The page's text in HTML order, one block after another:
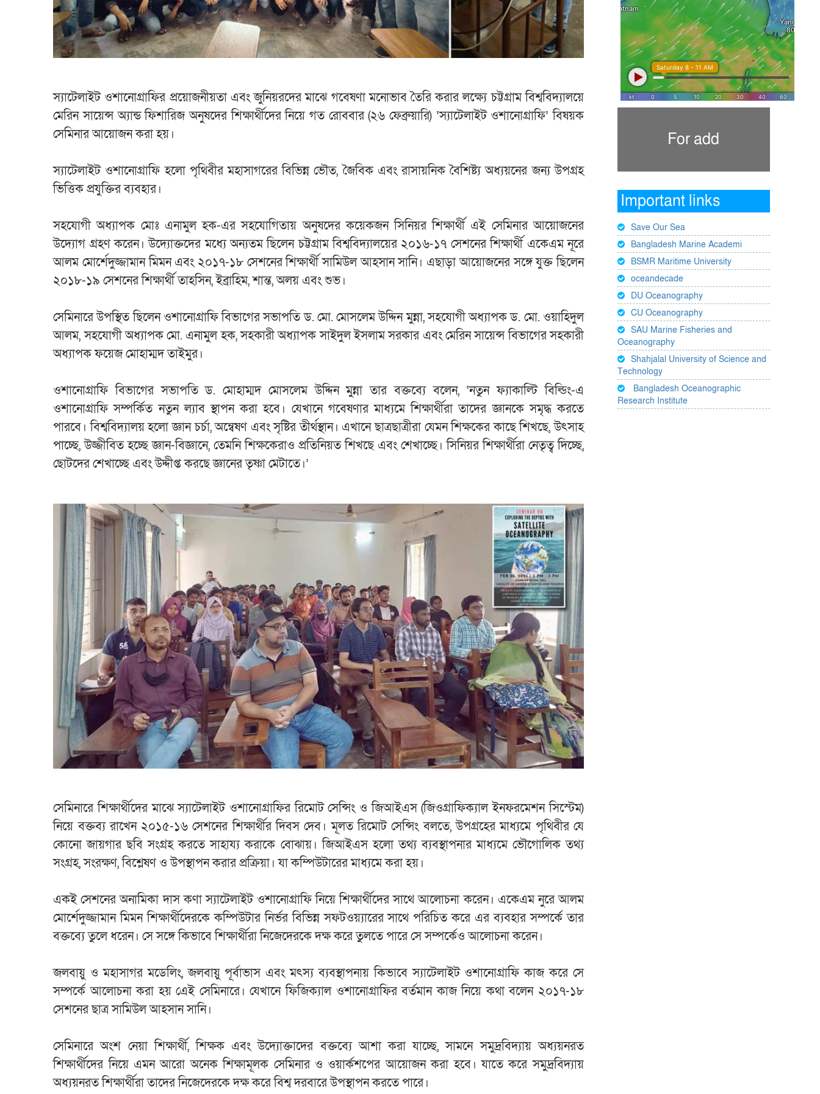
স্যাটেলাইট ওশানোগ্রাফির প্রয়োজনীয়তা এবং জুনিয়রদের মাঝে গবেষণা মনোভাব তৈরি করার লক্ষ্যে চট্টগ্রাম বিশ্ববিদ্যালয়ে
মেরিন সায়েন্স অ্যান্ড ফিশারিজ অনুষদের শিক্ষার্থীদের নিয়ে গত রোববার (২৬ ফেব্রুয়ারি) ‘স্যাটেলাইট ওশানোগ্রাফি’ বিষয়ক
সেমিনার আয়োজন করা হয়।
স্যাটেলাইট ওশানোগ্রাফি হলো পৃথিবীর মহাসাগরের বিভিন্ন ভৌত, জৈবিক এবং রাসায়নিক বৈশিষ্ট্য অধ্যয়নের জন্য উপগ্রহ
ভিত্তিক প্রযুক্তির ব্যবহার।
সহযোগী অধ্যাপক মোঃ এনামুল হক-এর সহযোগিতায় অনুষদের কয়েকজন সিনিয়র শিক্ষার্থী এই সেমিনার আয়োজনের
উদ্যোগ গ্রহণ করেন। উদ্যোক্তদের মধ্যে অন্যতম ছিলেন চট্টগ্রাম বিশ্ববিদ্যালয়ের ২০১৬-১৭ সেশনের শিক্ষার্থী একেএম নূরে
আলম মোর্শেদুজ্জামান মিমন এবং ২০১৭-১৮ সেশনের শিক্ষার্থী সামিউল আহসান সানি। এছাড়া আয়োজনের সঙ্গে যুক্ত ছিলেন
২০১৮-১৯ সেশনের শিক্ষার্থী তাহসিন, ইব্রাহিম, শান্ত, অলয় এবং শুভ।
সেমিনারে উপস্থিত ছিলেন ওশানোগ্রাফি বিভাগের সভাপতি ড. মো. মোসলেম উদ্দিন মুন্না, সহযোগী অধ্যাপক ড. মো. ওয়াহিদুল
আলম, সহযোগী অধ্যাপক মো. এনামুল হক, সহকারী অধ্যাপক সাইদুল ইসলাম সরকার এবং মেরিন সায়েন্স বিভাগের সহকারী
অধ্যাপক ফয়েজ মোহাম্মদ তাইমুর।
ওশানোগ্রাফি বিভাগের সভাপতি ড. মোহাম্মদ মোসলেম উদ্দিন মুন্না তার বক্তব্যে বলেন, ‘নতুন ফ্যাকাল্টি বিল্ডিং-এ
ওশানোগ্রাফি সম্পর্কিত নতুন ল্যাব স্থাপন করা হবে। যেখানে গবেষণার মাধ্যমে শিক্ষার্থীরা তাদের জ্ঞানকে সমৃদ্ধ করতে
পারবে। বিশ্ববিদ্যালয় হলো জ্ঞান চর্চা, অন্বেষণ এবং সৃষ্টির তীর্থস্থান। এখানে ছাত্রছাত্রীরা যেমন শিক্ষকের কাছে শিখছে, উৎসাহ
পাচ্ছে, উজ্জীবিত হচ্ছে জ্ঞান-বিজ্ঞানে, তেমনি শিক্ষকেরাও প্রতিনিয়ত শিখছে এবং শেখাচ্ছে। সিনিয়র শিক্ষার্থীরা নেতৃত্ব দিচ্ছে,
ছোটদের শেখাচ্ছে এবং উদ্দীপ্ত করছে জ্ঞানের তৃষ্ণা মেটাতে।’
সেমিনারে শিক্ষার্থীদের মাঝে স্যাটেলাইট ওশানোগ্রাফির রিমোট সেন্সিং ও জিআইএস (জিওগ্রাফিক্যাল ইনফরমেশন সিস্টেম)
নিয়ে বক্তব্য রাখেন ২০১৫-১৬ সেশনের শিক্ষার্থীর দিবস দেব। মূলত রিমোট সেন্সিং বলতে, উপগ্রহের মাধ্যমে পৃথিবীর যে
কোনো জায়গার ছবি সংগ্রহ করতে সাহায্য করাকে বোঝায়। জিআইএস হলো তথ্য ব্যবস্থাপনার মাধ্যমে ভৌগোলিক তথ্য
সংগ্রহ, সংরক্ষণ, বিশ্লেষণ ও উপস্থাপন করার প্রক্রিয়া। যা কম্পিউটারের মাধ্যমে করা হয়।
একই সেশনের অনামিকা দাস কণা স্যাটেলাইট ওশানোগ্রাফি নিয়ে শিক্ষার্থীদের সাথে আলোচনা করেন। একেএম নুরে আলম
মোর্শেদুজ্জামান মিমন শিক্ষার্থীদেরকে কম্পিউটার নির্ভর বিভিন্ন সফটওয়্যারের সাথে পরিচিত করে এর ব্যবহার সম্পর্কে তার
বক্তব্যে তুলে ধরেন। সে সঙ্গে কিভাবে শিক্ষার্থীরা নিজেদেরকে দক্ষ করে তুলতে পারে সে সম্পর্কেও আলোচনা করেন।
জলবায়ু ও মহাসাগর মডেলিং, জলবায়ু পূর্বাভাস এবং মৎস্য ব্যবস্থাপনায় কিভাবে স্যাটেলাইট ওশানোগ্রাফি কাজ করে সে
সম্পর্কে আলোচনা করা হয় এেই সেমিনারে। যেখানে ফিজিক্যাল ওশানোগ্রাফির বর্তমান কাজ নিয়ে কথা বলেন ২০১৭-১৮
সেশনের ছাত্র সামিউল আহসান সানি।
সেমিনারে অংশ নেয়া শিক্ষার্থী, শিক্ষক এবং উদ্যোক্তাদের বক্তব্যে আশা করা যাচ্ছে, সামনে সমুদ্রবিদ্যায় অধ্যয়নরত
শিক্ষার্থীদের নিয়ে এমন আরো অনেক শিক্ষামূলক সেমিনার ও ওয়ার্কশপের আয়োজন করা হবে। যাতে করে সমুদ্রবিদ্যায়
অধ্যয়নরত শিক্ষার্থীরা তাদের নিজেদেরকে দক্ষ করে বিশ্ব দরবারে উপস্থাপন করতে পারে।
For add
Important links
Save Our Sea
Bangladesh Marine Academi
BSMR Maritime University
oceandecade
DU Oceanography
CU Oceanography
SAU Marine Fisheries and
Oceanography
Shahjalal University of Science and
Technology
Bangladesh Oceanographic
Research Institute